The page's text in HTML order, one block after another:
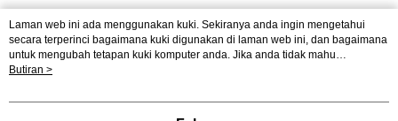
Tag Popular
Laman web ini ada menggunakan kuki. Sekiranya anda ingin mengetahui
secara terperinci bagaimana kuki digunakan di laman web ini, dan bagaimana
untuk mengubah tetapan kuki komputer anda. Jika anda tidak mahu
menggunakan kuki di komputer anda, sila rujuk penerangan mengenai kuki.
mengetahui secara terperinci bagaimana kuki digunakan di laman web ini,
Butiran >